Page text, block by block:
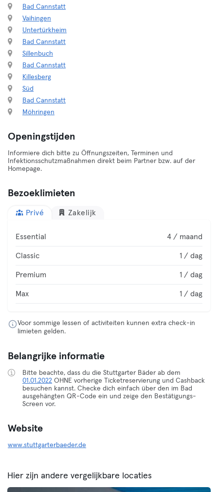
Bad Cannstatt
Vaihingen
Untertürkheim
Bad Cannstatt
Sillenbuch
Bad Cannstatt
Killesberg
Süd
Bad Cannstatt
Möhringen
Openingstijden
Informiere dich bitte zu Öffnungszeiten, Terminen und
Infektionsschutzmaßnahmen direkt beim Partner bzw. auf der
Homepage.
Bezoeklimieten
Privé Zakelijk
Essential 4 / maand
Classic 1 / dag
Premium 1 / dag
Max 1 / dag
Voor sommige lessen of activiteiten kunnen extra check-in
limieten gelden.
Belangrijke informatie
Bitte beachte, dass du die Stuttgarter Bäder ab dem
01.01.2022 OHNE vorherige Ticketreservierung und Cashback
besuchen kannst. Checke dich einfach über den im Bad
ausgehängten QR-Code ein und zeige den Bestätigungs-
Screen vor.
Website
www.stuttgarterbaeder.de
Hier zijn andere vergelijkbare locaties